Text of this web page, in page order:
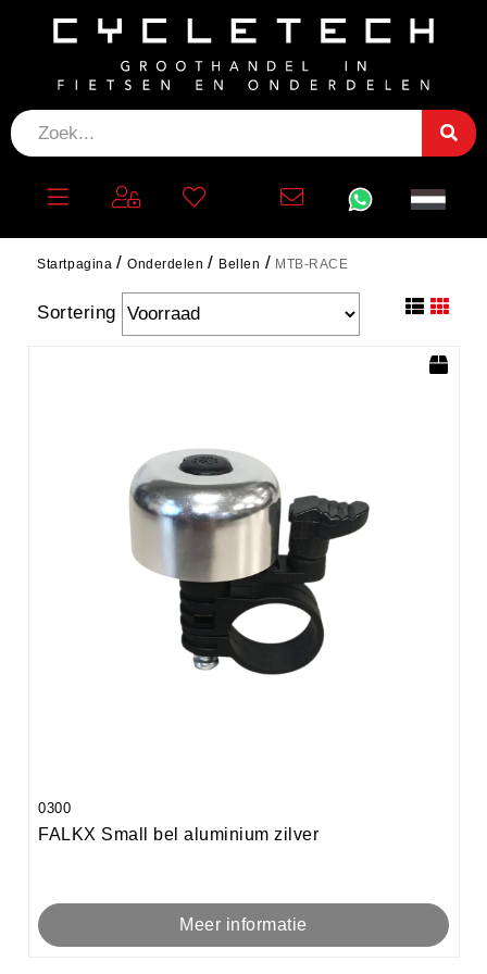
Startpagina Onderdelen Bellen MTB-RACE
MTB-RACE
Sortering
0300
FALKX Small bel aluminium zilver
Meer informatie